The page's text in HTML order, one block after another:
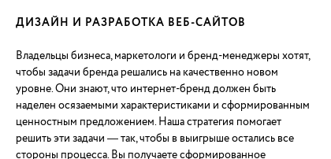
ДИЗАЙН И РАЗРАБОТКА ВЕБ-САЙТОВ
Владельцы бизнеса, маркетологи и бренд-менеджеры хотят,
чтобы задачи бренда решались на качественно новом
уровне. Они знают, что интернет-бренд должен быть
наделен осязаемыми характеристиками и сформированным
ценностным предложением. Наша стратегия помогает
решить эти задачи — так, чтобы в выигрыше остались все
стороны процесса. Вы получаете сформированное